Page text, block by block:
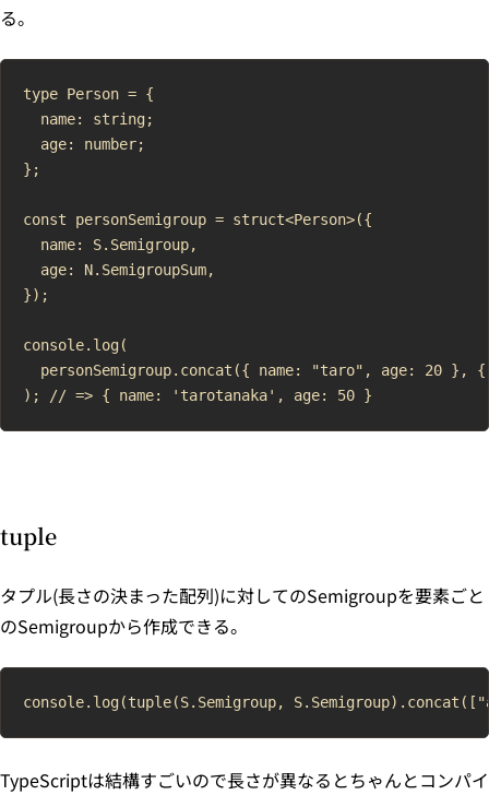
る。
type Person = {
  name: string;
  age: number;
};
const personSemigroup = struct<Person>({
  name: S.Semigroup,
  age: N.SemigroupSum,
});
console.log(
personSemigroup.concat({ name: "taro", age: 20 },
tuple
タプル(長さの決まった配列)に対してのSemigroupを要素ごと
のSemigroupから作成できる。
TypeScriptは結構すごいので長さが異なるとちゃんとコンパイ